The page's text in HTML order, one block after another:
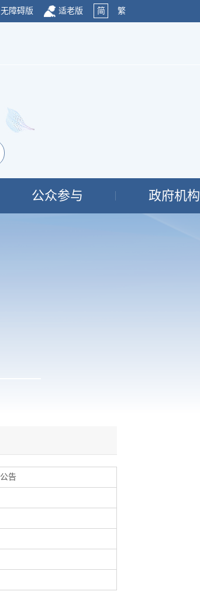
无障碍版 适老版 简 繁
公众参与 政府机构
公告